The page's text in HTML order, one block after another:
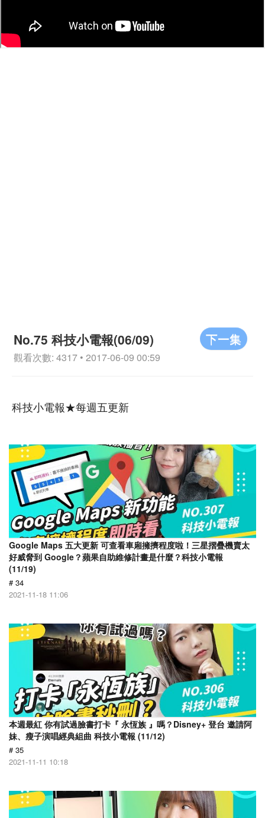
下一集
No.75 科技小電報(06/09)
觀看次數: 4317 • 2017-06-09 00:59
科技小電報★每週五更新
Google Maps 五大更新 可查看車廂擁擠程度啦！三星摺疊機賣太
好威脅到 Google？蘋果自助維修計畫是什麼？科技小電報
(11/19)
# 34
2021-11-18 11:06
本週最紅 你有試過臉書打卡『 永恆族 』嗎？Disney+ 登台 邀請阿
妹、瘦子演唱經典組曲 科技小電報 (11/12)
# 35
2021-11-11 10:18